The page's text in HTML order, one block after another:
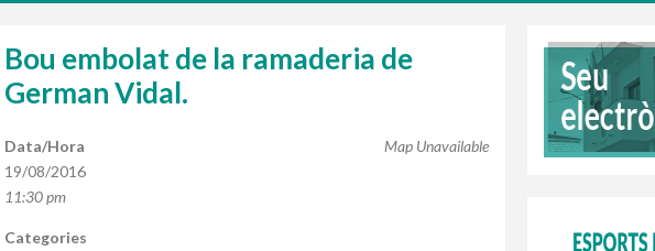
Bou embolat de la ramaderia de
German Vidal.
Map Unavailable
Data/Hora
19/08/2016
11:30 pm
Categories